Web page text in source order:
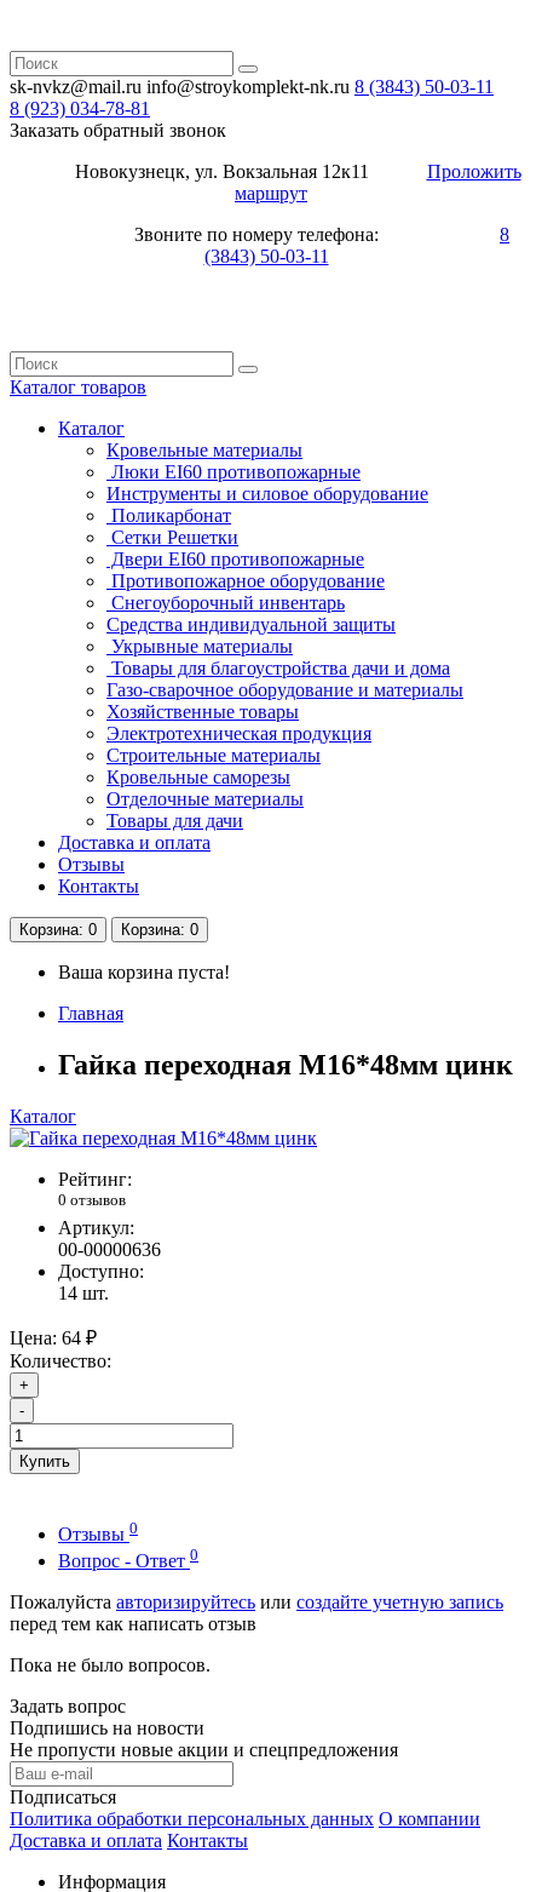
sk-nvkz@mail.ru info@stroykomplekt-nk.ru 8 (3843) 50-03-11
8 (923) 034-78-81
Заказать обратный звонок
Новокузнецк, ул. Вокзальная 12к11 Проложить
маршрут
Звоните по номеру телефона: 8
(3843) 50-03-11
Каталог товаров
Каталог
Кровельные материалы
Люки EI60 противопожарные
Инструменты и силовое оборудование
Поликарбонат
Сетки Решетки
Двери EI60 противопожарные
Противопожарное оборудование
Снегоуборочный инвентарь
Средства индивидуальной защиты
Укрывные материалы
Товары для благоустройства дачи и дома
Газо-сварочное оборудование и материалы
Хозяйственные товары
Электротехническая продукция
Строительные материалы
Кровельные саморезы
Отделочные материалы
Товары для дачи
Доставка и оплата
Отзывы
Контакты
Корзина: 0 Корзина: 0
Ваша корзина пуста!
Главная
Гайка переходная М16*48мм цинк
Каталог
Рейтинг:
0 отзывов
Артикул:
00-00000636
Доступно:
14 шт.
Цена: 64 ₽
Количество:
+
-
Купить
Отзывы 0
Вопрос - Ответ 0
Пожалуйста авторизируйтесь или создайте учетную запись
перед тем как написать отзыв
Пока не было вопросов.
Задать вопрос
Подпишись на новости
Не пропусти новые акции и спецпредложения
Подписаться
Политика обработки персональных данных О компании
Доставка и оплата Контакты
Информация